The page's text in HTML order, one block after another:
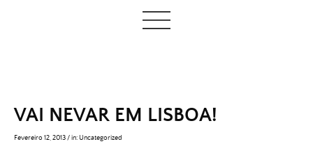
VAI NEVAR EM LISBOA!
Fevereiro 12, 2013/in: Uncategorized